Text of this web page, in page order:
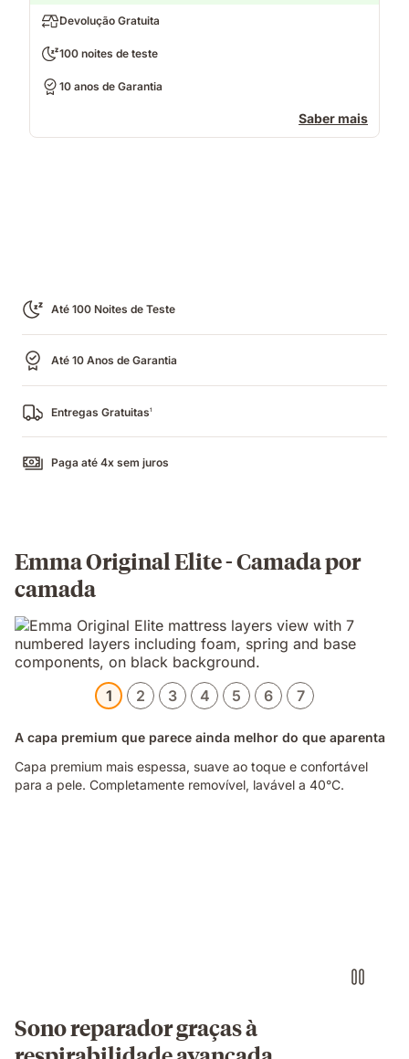
Devolução Gratuita
100 noites de teste
10 anos de Garantia
Saber mais
Até 100 Noites de Teste
Até 10 Anos de Garantia
Entregas Gratuitas1
Paga até 4x sem juros
Emma Original Elite - Camada por
camada
1 2 3 4 5 6 7
A capa premium que parece ainda melhor do que aparenta
Capa premium mais espessa, suave ao toque e confortável
para a pele. Completamente removível, lavável a 40°C.
the
Emma
Sono reparador graças à